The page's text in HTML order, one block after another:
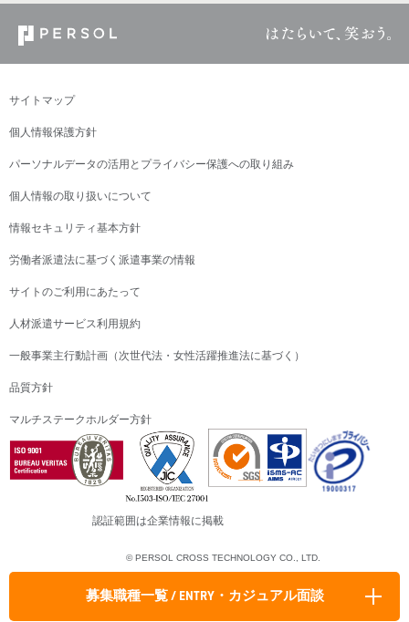
募集職種一覧 / ENTRY・カジュアル面談
サイトマップ
個人情報保護方針
パーソナルデータの活用とプライバシー保護への取り組み
個人情報の取り扱いについて
情報セキュリティ基本方針
労働者派遣法に基づく派遣事業の情報
サイトのご利用にあたって
人材派遣サービス利用規約
一般事業主行動計画（次世代法・女性活躍推進法に基づく）
品質方針
マルチステークホルダー方針
認証範囲は企業情報に掲載
© PERSOL CROSS TECHNOLOGY CO., LTD.